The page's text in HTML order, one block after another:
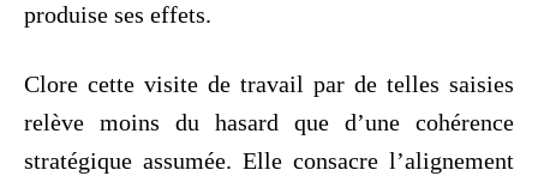
produise ses effets.
Clore cette visite de travail par de telles saisies
relève moins du hasard que d’une cohérence
stratégique assumée. Elle consacre l’alignement